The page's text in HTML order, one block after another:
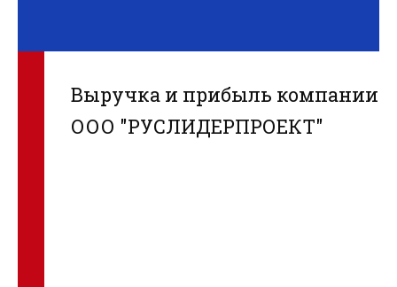
Выручка и прибыль компании
ООО "РУСЛИДЕРПРОЕКТ"